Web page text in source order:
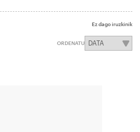
Ez dago iruzkinik
ORDENATU